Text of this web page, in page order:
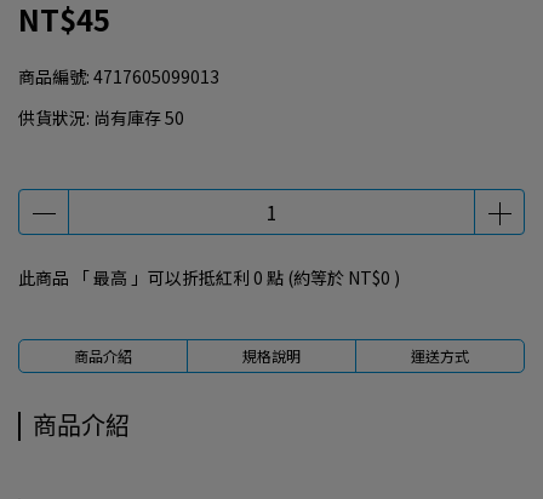
NT$45
商品編號: 4717605099013
供貨狀況: 尚有庫存 50
此商品 「 最高 」可以折抵紅利 0 點 (約等於 NT$0 )
商品介紹 規格說明 運送方式
商品介紹